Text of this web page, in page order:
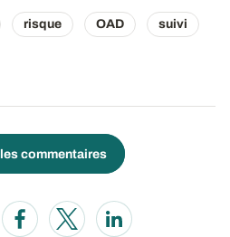
risque OAD suivi
commentaires
Opens in a new window
Opens in a new window
Opens in a new